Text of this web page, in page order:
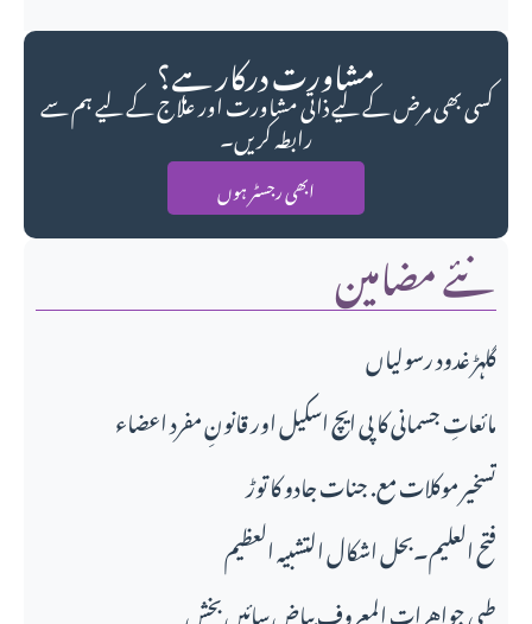
مشاورت درکار ہے؟
کسی بھی مرض کے لیے ذاتی مشاورت اور علاج کے لیے ہم سے
رابطہ کریں۔
ابھی رجسٹر ہوں
نئے مضامین
گلہڑ غدود رسولیاں
مائعاتِ جسمانی کا پی ایچ اسکیل اور قانونِ مفرد اعضاء
تسخیر موکلات مع. جنات جادو کا توڑ
فتح العلیم۔بحل اشکال التشبیہ العظیم
طبی جواهرات المعروف بیاض سائیں بخش